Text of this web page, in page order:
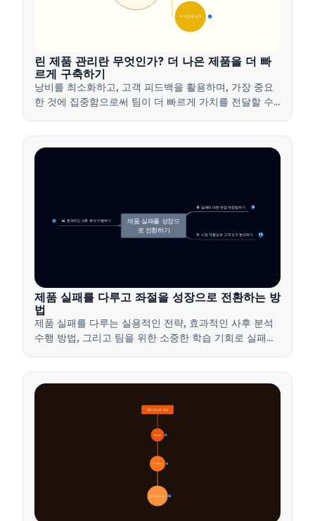
💡 이점과 도구
린 제품 관리란 무엇인가? 더 나은 제품을 더 빠
르게 구축하기
낭비를 최소화하고, 고객 피드백을 활용하며, 가장 중요
한 것에 집중함으로써 팀이 더 빠르게 가치를 전달할 수
🔄 실패에 대한 관점 재정립하기 4
📊 효과적인 사후 분석 수행하기
7
🎯 시장 적합성과 고객 요구 분석하기 14
제품 실패를 성장으
로 전환하기
제품 실패를 다루고 좌절을 성장으로 전환하는 방
법
제품 실패를 다루는 실용적인 전략, 효과적인 사후 분석
수행 방법, 그리고 팀을 위한 소중한 학습 기회로 실패를
🔍 정의 4
🎯 중요성 7
📋 과정과 유형
베타 테스트 개요